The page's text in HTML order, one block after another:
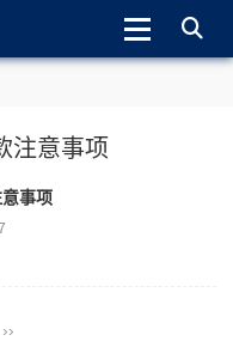
注意事项
事项
››